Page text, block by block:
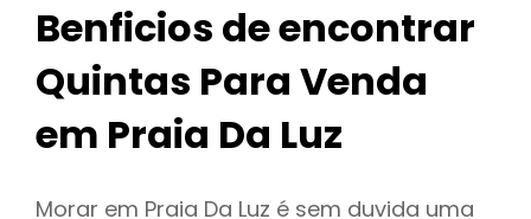
Benficios de encontrar
Quintas Para Venda
em Praia Da Luz
Morar em Praia Da Luz é sem duvida uma